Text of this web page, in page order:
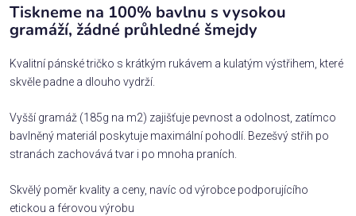
Tiskneme na 100% bavlnu s vysokou
gramáží, žádné průhledné šmejdy
Kvalitní pánské tričko s krátkým rukávem a kulatým výstřihem, které
skvěle padne a dlouho vydrží.
Vyšší gramáž (185g na m2) zajišťuje pevnost a odolnost, zatímco
bavlněný materiál poskytuje maximální pohodlí. Bezešvý střih po
stranách zachovává tvar i po mnoha praních.
Skvělý poměr kvality a ceny, navíc od výrobce podporujícího
etickou a férovou výrobu